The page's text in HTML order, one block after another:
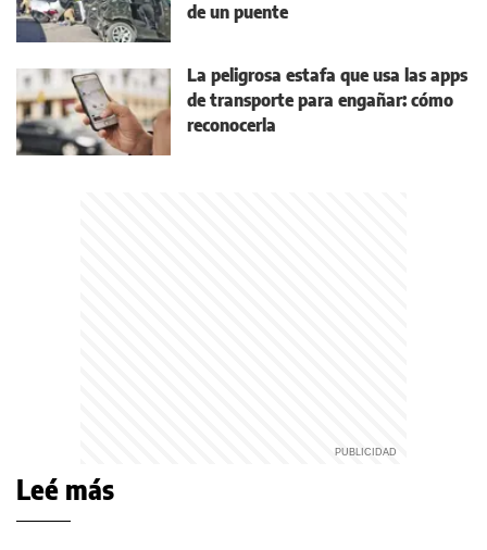
de un puente
La peligrosa estafa que usa las apps
de transporte para engañar: cómo
reconocerla
Leé más